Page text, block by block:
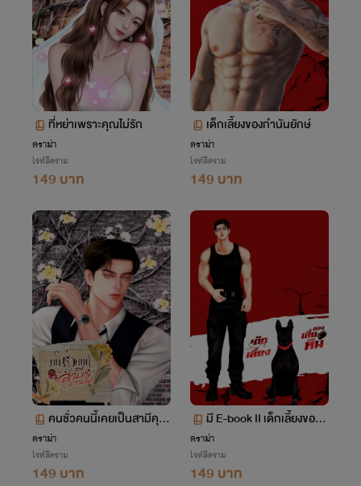
ที่หย่าเพราะคุณไม่รัก
ดราม่า
ไรท์สีคราม
149 บาท
เด็กเลี้ยงของกำนันยักษ์
ดราม่า
ไรท์สีคราม
149 บาท
คนชั่วคนนี้เคยเป็นสามีคุณ
นะ
ดราม่า
ไรท์สีคราม
149 บาท
มี E-book II เด็กเลี้ยงของเ
สี่ยหิน
ดราม่า
ไรท์สีคราม
149 บาท